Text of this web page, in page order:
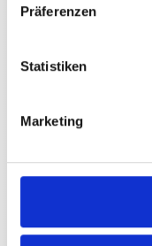
Präferenzen
Statistiken
Marketing
Länge